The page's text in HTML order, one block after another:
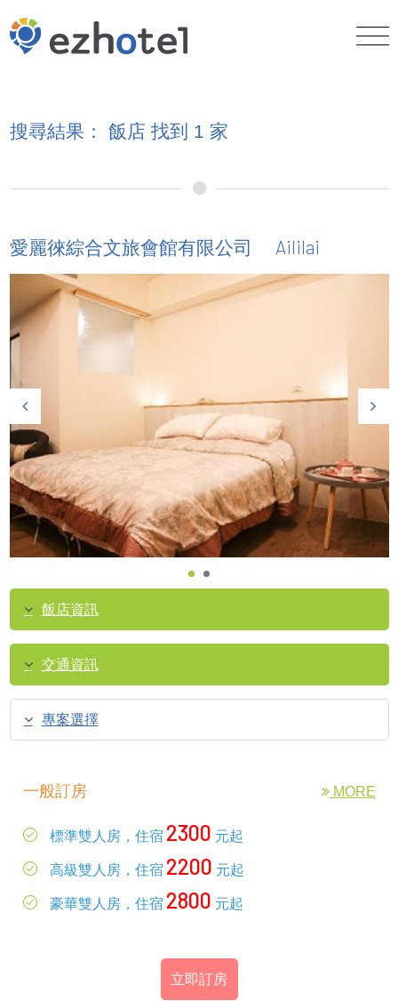
搜尋結果： 飯店 找到 1 家
愛麗徠綜合文旅會館有限公司 Aililai
飯店資訊
交通資訊
專案選擇
一般訂房 MORE
標準雙人房，住宿 2300 元起
高級雙人房，住宿 2200 元起
豪華雙人房，住宿 2800 元起
立即訂房